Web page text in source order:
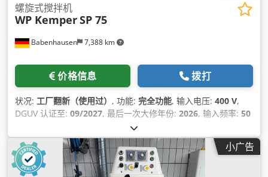
Babenhausen 7,388 km
螺旋式搅拌机
WP KemperSP 75
价格信息 拨打
状况: 工厂翻新（使用过） , 功能: 完全功能, 输入电压: 400 V,
DGUV 认证至: 09/2027, 最后一次大修年份: 2026, 输入频率: 50
, 总重量:
相, 电熔断器:32 A,
小广告